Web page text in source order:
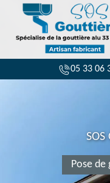
05 33 06
SOS
Pose de